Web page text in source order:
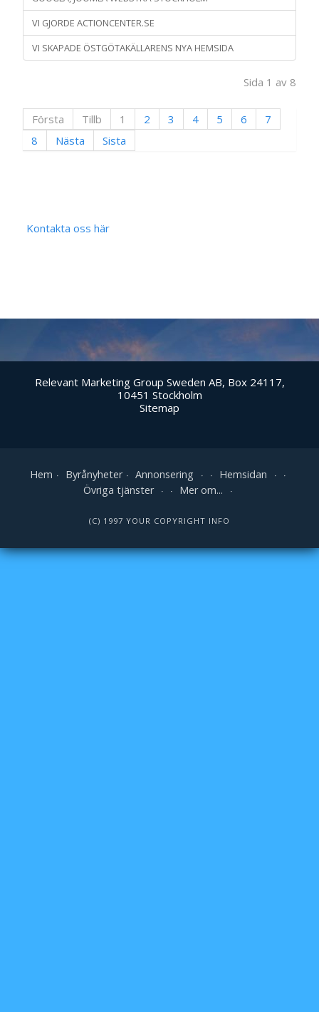
VI GJORDE ACTIONCENTER.SE
VI SKAPADE ÖSTGÖTAKÄLLARENS NYA HEMSIDA
Sida 1 av 8
Första Tillb 1 2 3 4 5 6
7
8
Nästa Sista
Kontakta oss här
Relevant Marketing Group Sweden AB, Box 24117,
10451 Stockholm
Sitemap
Hem Byrånyheter Annonsering
Hemsidan
Övriga tjänster
Mer om...
(C) 1997 YOUR COPYRIGHT INFO